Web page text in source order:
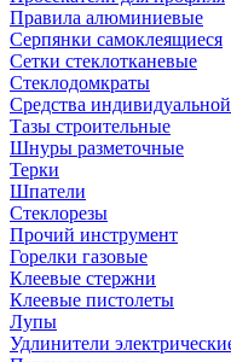
Правила алюминиевые
Серпянки самоклеящиеся
Сетки стеклотканевые
Стеклодомкраты
Средства
Тазы строительные
Шнуры разметочные
Терки
Шпатели
Стеклорезы
Прочий инструмент
Горелки газовые
Клеевые стержни
Клеевые пистолеты
Лупы
Удлинители